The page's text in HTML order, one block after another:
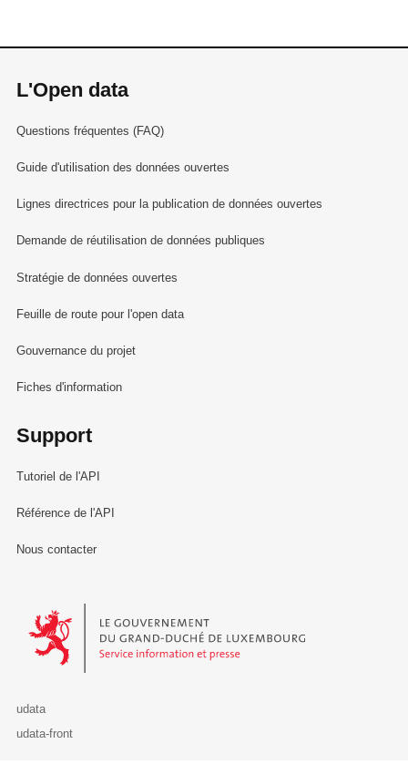
L'Open data
Questions fréquentes (FAQ)
Guide d'utilisation des données ouvertes
Lignes directrices pour la publication de données ouvertes
Demande de réutilisation de données publiques
Stratégie de données ouvertes
Feuille de route pour l'open data
Gouvernance du projet
Fiches d'information
Support
Tutoriel de l'API
Référence de l'API
Nous contacter
Le Gouvernement du Grand-Duché de Luxembourg - Service
udata
udata-front